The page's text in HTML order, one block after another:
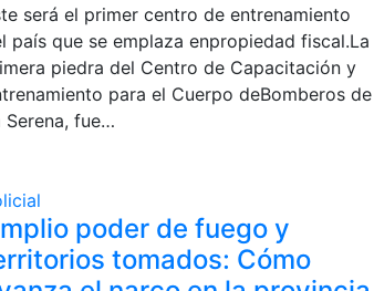
será el primer centro de entrenamiento
país que se emplaza enpropiedad fiscal.La
piedra del Centro de Capacitación y
para el Cuerpo deBomberos de
Serena, fue…
poder de fuego y
tomados: Cómo